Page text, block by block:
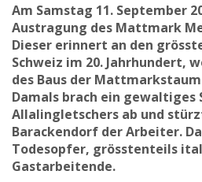
Am Samstag 11. September
Austragung des Mattmark
Dieser erinnert an den
Schweiz im 20. Jahrhundert,
des Baus der
Damals brach ein gewaltiges
Allalingletschers ab und
Barackendorf der Arbeiter.
Todesopfer, grösstenteils
Gastarbeitende.